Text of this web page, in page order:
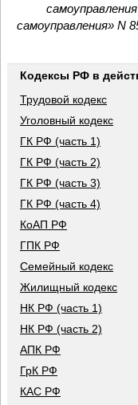
самоуправления» N
Кодексы РФ в
Трудовой кодекс
Уголовный кодекс
ГК РФ (часть 1)
ГК РФ (часть 2)
ГК РФ (часть 3)
ГК РФ (часть 4)
КоАП РФ
ГПК РФ
Семейный кодекс
Жилищный кодекс
НК РФ (часть 1)
НК РФ (часть 2)
АПК РФ
ГрК РФ
КАС РФ